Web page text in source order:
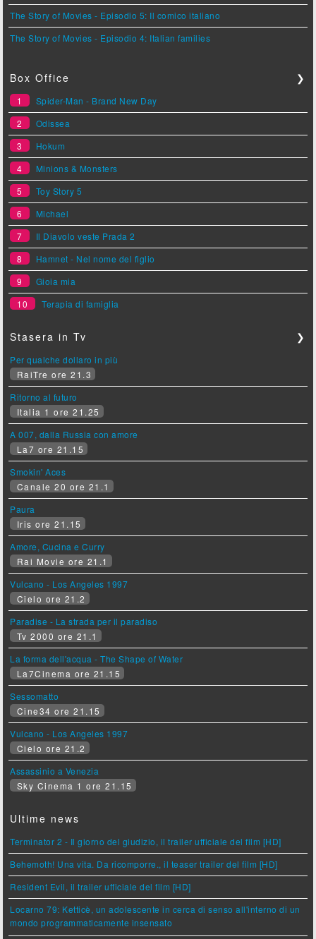
The Story of Movies - Episodio 5: Il comico italiano
The Story of Movies - Episodio 4: Italian families
Box Office ❯
1
Spider-Man - Brand New Day
2
Odissea
3
Hokum
4
Minions & Monsters
5
Toy Story 5
6
Michael
7
Il Diavolo veste Prada 2
8
Hamnet - Nel nome del figlio
9
Gioia mia
10
Terapia di famiglia
Stasera in Tv ❯
Per qualche dollaro in più
RaiTre ore 21.3
Ritorno al futuro
Italia 1 ore 21.25
A 007, dalla Russia con amore
La7 ore 21.15
Smokin' Aces
Canale 20 ore 21.1
Paura
Iris ore 21.15
Amore, Cucina e Curry
Rai Movie ore 21.1
Vulcano - Los Angeles 1997
Cielo ore 21.2
Paradise - La strada per il paradiso
Tv 2000 ore 21.1
La forma dell'acqua - The Shape of Water
La7Cinema ore 21.15
Sessomatto
Cine34 ore 21.15
Vulcano - Los Angeles 1997
Cielo ore 21.2
Assassinio a Venezia
Sky Cinema 1 ore 21.15
Ultime news
Terminator 2 - Il giorno del giudizio, il trailer ufficiale del film [HD]
Behemoth! Una vita. Da ricomporre., il teaser trailer del film [HD]
Resident Evil, il trailer ufficiale del film [HD]
Locarno 79: Ketticè, un adolescente in cerca di senso all'interno di un
mondo programmaticamente insensato